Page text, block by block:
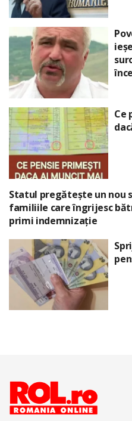
Ce
Statul pregătește un nou
familiile care îngrijesc
primi indemnizație